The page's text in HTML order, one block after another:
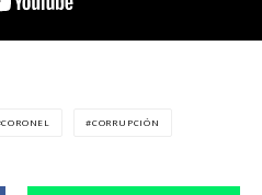
CORONEL CORRUPCIÓN